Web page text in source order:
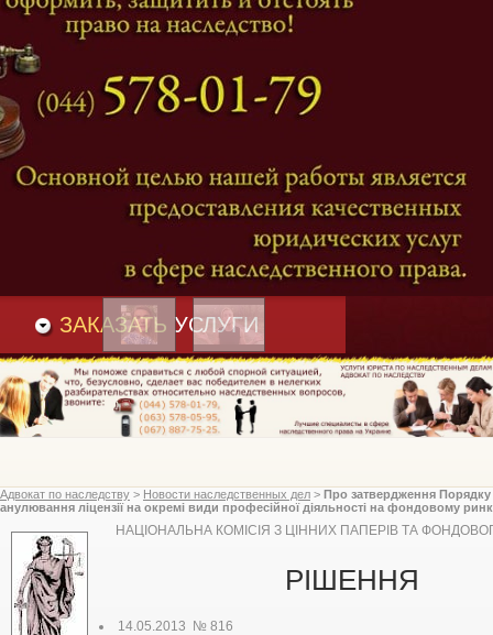
Наследование и Завещание
Оформление наследства
Оспаривание наследства
Адвокат наследственные дела
и Вакансии
ЗАКАЗАТЬ УСЛУГИ
Адвокат по наследству > Новости наследственных дел > Про затвердження Порядку
анулювання ліцензії на окремі види професійної діяльності на фондовому
НАЦІОНАЛЬНА КОМІСІЯ З ЦІННИХ ПАПЕРІВ ТА
РІШЕННЯ
14.05.2013 № 816